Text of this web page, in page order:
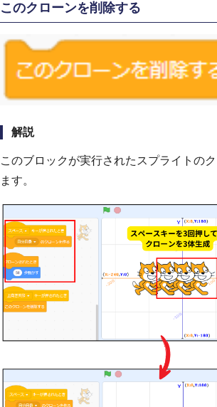
このクローンを削除する
解説
このブロックが実行されたスプライトの
ます。